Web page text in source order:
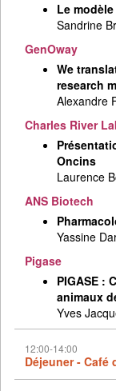
Le
Sandrine
GenOway
We
research
Alexandre
Charles River
Oncins
Laurence
ANS Biotech
Yassine
Pigase
PIGASE :
animaux
Yves
12:00-14:00
Déjeuner - Café